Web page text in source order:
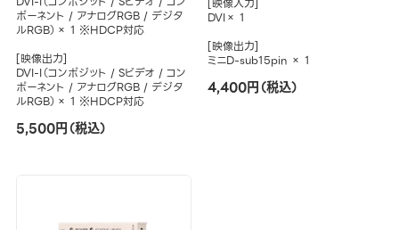
ポーネント / アナログRGB / デジタ
ルRGB）× 1 ※HDCP対応
[映像出力]
DVI-I（コンポジット / Sビデオ / コン
ポーネント / アナログRGB / デジタ
ルRGB）× 1 ※HDCP対応
5,500円（税込）
DVI× 1
[映像出力]
ミニD-sub15pin × 1
4,400円（税込）